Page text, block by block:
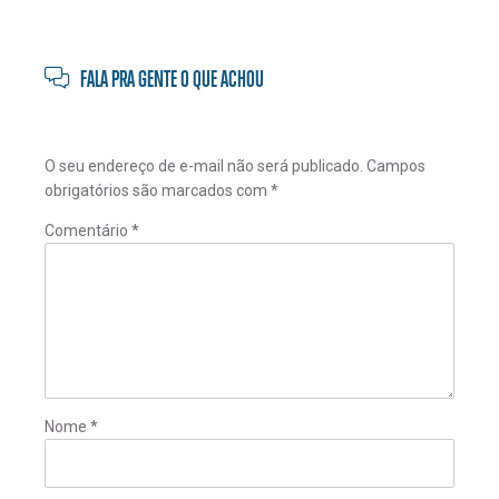
FALA PRA GENTE O QUE ACHOU
O seu endereço de e-mail não será publicado. Campos
obrigatórios são marcados com *
Comentário *
Nome *